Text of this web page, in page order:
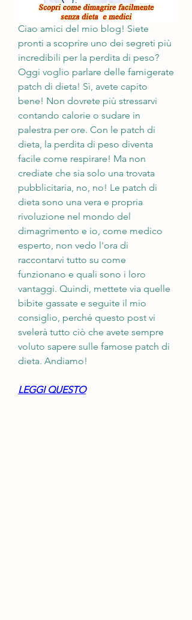
Ciao amici del mio blog! Siete
pronti a scoprire uno dei segreti più
incredibili per la perdita di peso?
Oggi voglio parlare delle famigerate
patch di dieta! Sì, avete capito
bene! Non dovrete più stressarvi
contando calorie o sudare in
palestra per ore. Con le patch di
dieta, la perdita di peso diventa
facile come respirare! Ma non
crediate che sia solo una trovata
pubblicitaria, no, no! Le patch di
dieta sono una vera e propria
rivoluzione nel mondo del
dimagrimento e io, come medico
esperto, non vedo l'ora di
raccontarvi tutto su come
funzionano e quali sono i loro
vantaggi. Quindi, mettete via quelle
bibite gassate e seguite il mio
consiglio, perché questo post vi
svelerà tutto ciò che avete sempre
voluto sapere sulle famose patch di
dieta. Andiamo!
LEGGI QUESTO